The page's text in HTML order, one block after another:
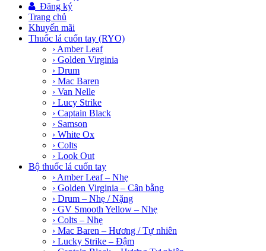
Đăng ký
Trang chủ
Khuyến mãi
Thuốc lá cuốn tay (RYO)
› Amber Leaf
› Golden Virginia
› Drum
› Mac Baren
› Van Nelle
› Lucy Strike
› Captain Black
› Samson
› White Ox
› Colts
› Look Out
Bộ thuốc lá cuốn tay
› Amber Leaf – Nhẹ
› Golden Virginia – Cân bằng
› Drum – Nhẹ / Nặng
› GV Smooth Yellow – Nhẹ
› Colts – Nhẹ
› Mac Baren – Hương / Tự nhiên
› Lucky Strike – Đậm